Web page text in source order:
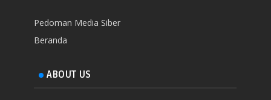
Pedoman Media Siber
Beranda
ABOUT US